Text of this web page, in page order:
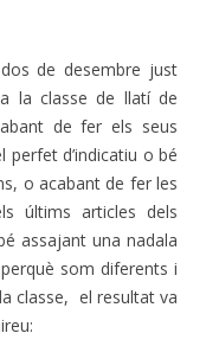
de desembre just
la classe de llatí de
de fer els seus
perfet d’indicatiu o bé
o acabant de fer les
últims articles dels
assajant una nadala
som diferents i
classe, el resultat va